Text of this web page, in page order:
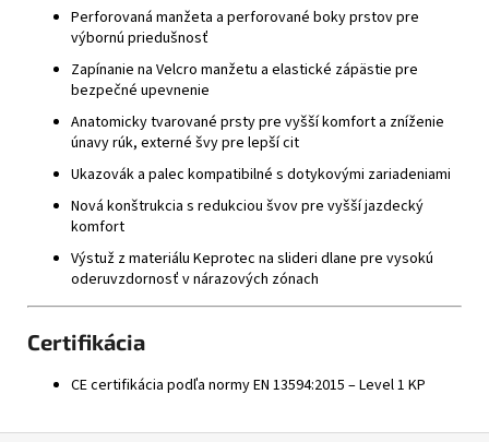
Perforovaná manžeta a perforované boky prstov pre
výbornú priedušnosť
Zapínanie na Velcro manžetu a elastické zápästie pre
bezpečné upevnenie
Anatomicky tvarované prsty pre vyšší komfort a zníženie
únavy rúk, externé švy pre lepší cit
Ukazovák a palec kompatibilné s dotykovými zariadeniami
Nová konštrukcia s redukciou švov pre vyšší jazdecký
komfort
Výstuž z materiálu Keprotec na slideri dlane pre vysokú
oderuvzdornosť v nárazových zónach
Certifikácia
CE certifikácia podľa normy EN 13594:2015 – Level 1 KP